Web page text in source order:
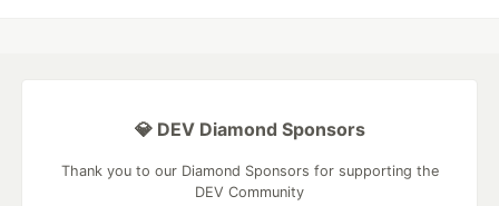
💎 DEV Diamond Sponsors
Thank you to our Diamond Sponsors for supporting the
DEV Community